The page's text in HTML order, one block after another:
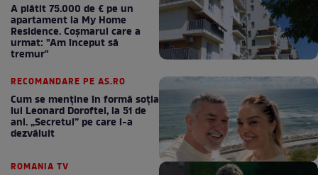
A plătit 75.000 de € pe un
apartament la My Home
Residence. Coşmarul care a
urmat: "Am început să
tremur"
RECOMANDARE PE AS.RO
Cum se menţine în formă soţia
lui Leonard Doroftei, la 51 de
ani. „Secretul” pe care l-a
dezvăluit
ROMANIA TV